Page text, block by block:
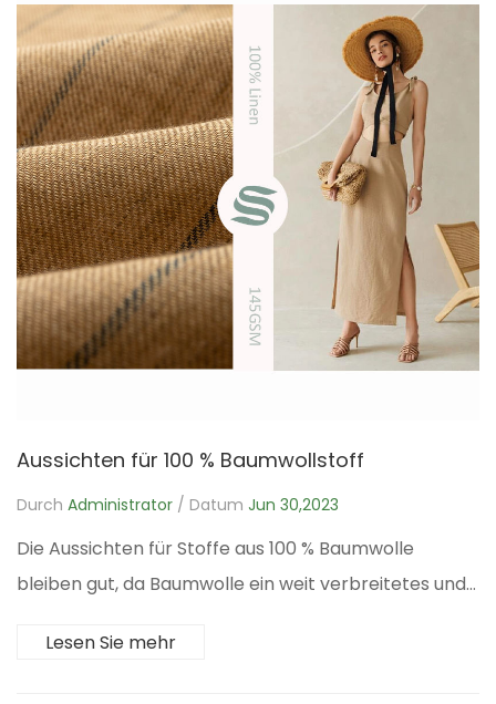
Aussichten für 100 % Baumwollstoff
Durch Administrator / Datum Jun 30,2023
Die Aussichten für Stoffe aus 100 % Baumwolle
bleiben gut, da Baumwolle ein weit verbreitetes und...
Lesen Sie mehr